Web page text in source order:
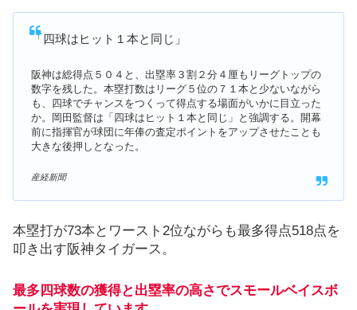
「四球はヒット１本と同じ」
阪神は総得点５０４と、出塁率３割２分４厘もリーグトップの
数字を残した。本塁打数はリーグ５位の７１本と少ないながら
も、四球でチャンスをつくって得点する場面がいかに目立った
か。岡田監督は「四球はヒット１本と同じ」と強調する。開幕
前に指揮官が球団に年俸の査定ポイントをアップさせたことも
大きな後押しとなった。
産経新聞
本塁打が73本とワースト2位ながらも最多得点518点を
叩き出す阪神タイガース。
最多四球数の獲得と出塁率の高さでスモールベイスボ